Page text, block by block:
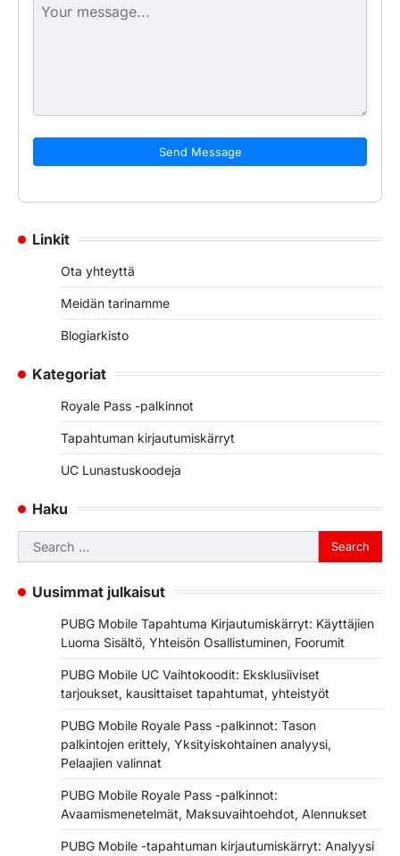
Send Message
Linkit
Ota yhteyttä
Meidän tarinamme
Blogiarkisto
Kategoriat
Royale Pass -palkinnot
Tapahtuman kirjautumiskärryt
UC Lunastuskoodeja
Haku
Search
for:
Uusimmat julkaisut
PUBG Mobile Tapahtuma Kirjautumiskärryt: Käyttäjien
Luoma Sisältö, Yhteisön Osallistuminen, Foorumit
PUBG Mobile UC Vaihtokoodit: Eksklusiiviset
tarjoukset, kausittaiset tapahtumat, yhteistyöt
PUBG Mobile Royale Pass -palkinnot: Tason
palkintojen erittely, Yksityiskohtainen analyysi,
Pelaajien valinnat
PUBG Mobile Royale Pass -palkinnot:
Avaamismenetelmät, Maksuvaihtoehdot, Alennukset
PUBG Mobile -tapahtuman kirjautumiskärryt: Analyysi